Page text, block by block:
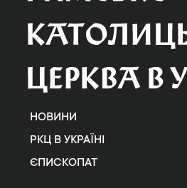
НОВИНИ
РКЦ В УКРАЇНІ
ЄПИСКОПАТ